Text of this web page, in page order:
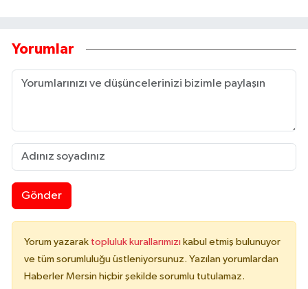
Yorumlar
Gönder
Yorum yazarak topluluk kurallarımızı kabul etmiş bulunuyor
ve tüm sorumluluğu üstleniyorsunuz. Yazılan yorumlardan
Haberler Mersin hiçbir şekilde sorumlu tutulamaz.